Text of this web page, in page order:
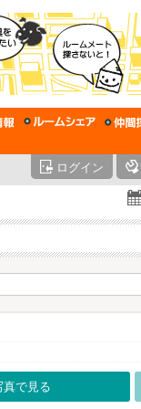
ログイン
真で見る